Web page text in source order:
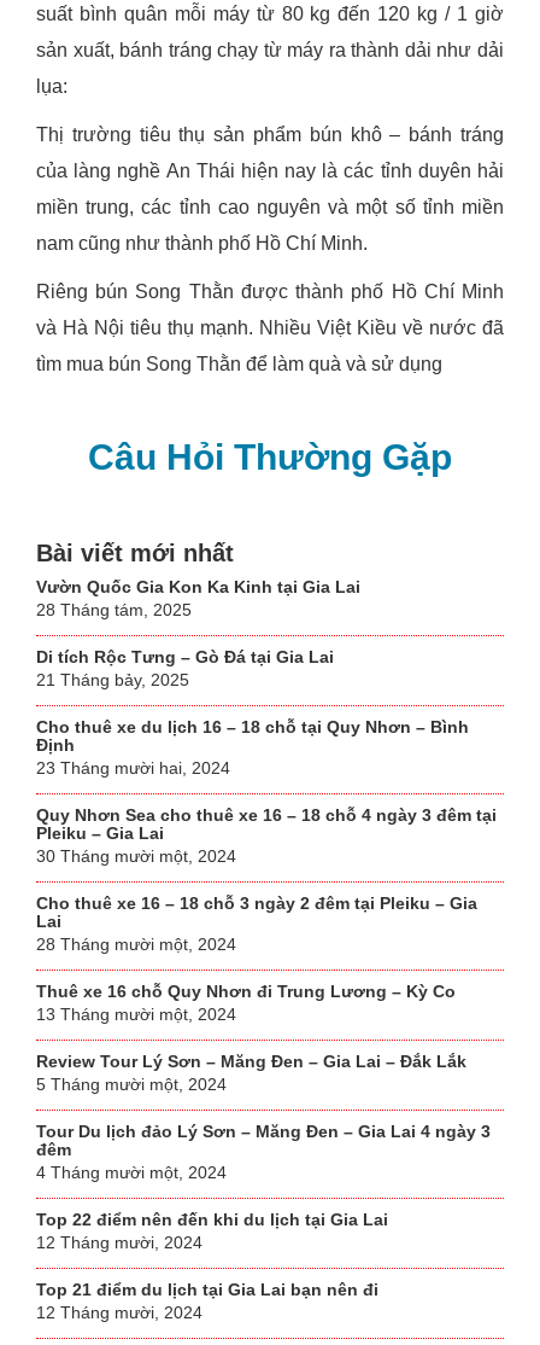
suất bình quân mỗi máy từ 80 kg đến 120 kg / 1 giờ
sản xuất, bánh tráng chạy từ máy ra thành dải như dải
lụa:
Thị trường tiêu thụ sản phẩm bún khô – bánh tráng
của làng nghề An Thái hiện nay là các tỉnh duyên hải
miền trung, các tỉnh cao nguyên và một số tỉnh miền
nam cũng như thành phố Hồ Chí Minh.
Riêng bún Song Thằn được thành phố Hồ Chí Minh
và Hà Nội tiêu thụ mạnh. Nhiều Việt Kiều về nước đã
tìm mua bún Song Thằn để làm quà và sử dụng
Câu Hỏi Thường Gặp
Bài viết mới nhất
Vườn Quốc Gia Kon Ka Kinh tại Gia Lai
28 Tháng tám, 2025
Di tích Rộc Tưng – Gò Đá tại Gia Lai
21 Tháng bảy, 2025
Cho thuê xe du lịch 16 – 18 chỗ tại Quy Nhơn – Bình
Định
23 Tháng mười hai, 2024
Quy Nhơn Sea cho thuê xe 16 – 18 chỗ 4 ngày 3 đêm tại
Pleiku – Gia Lai
30 Tháng mười một, 2024
Cho thuê xe 16 – 18 chỗ 3 ngày 2 đêm tại Pleiku – Gia
Lai
28 Tháng mười một, 2024
Thuê xe 16 chỗ Quy Nhơn đi Trung Lương – Kỳ Co
13 Tháng mười một, 2024
Review Tour Lý Sơn – Măng Đen – Gia Lai – Đắk Lắk
5 Tháng mười một, 2024
Tour Du lịch đảo Lý Sơn – Măng Đen – Gia Lai 4 ngày 3
đêm
4 Tháng mười một, 2024
Top 22 điểm nên đến khi du lịch tại Gia Lai
12 Tháng mười, 2024
Top 21 điểm du lịch tại Gia Lai bạn nên đi
12 Tháng mười, 2024